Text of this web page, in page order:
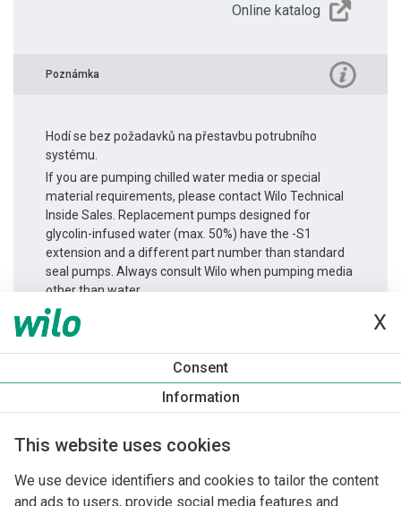
X
Consent
Information
This website uses cookies
We use device identifiers and cookies to tailor the content
and ads to users, provide social media features and
Online katalog
Poznámka
Hodí se bez požadavků na přestavbu potrubního
systému.
If you are pumping chilled water media or special
material requirements, please contact Wilo Technical
Inside Sales. Replacement pumps designed for
glycolin-infused water (max. 50%) have the -S1
extension and a different part number than standard
seal pumps. Always consult Wilo when pumping media
other than water.
Informace o produktu
Atmos GIGA-I 125/315-22/4